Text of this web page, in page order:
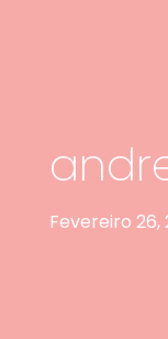
Fevereiro 26,